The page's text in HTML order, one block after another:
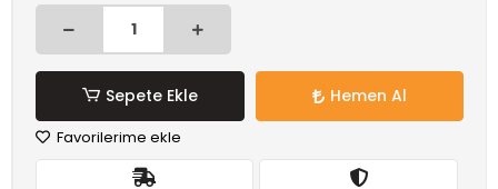
Sepete Ekle Hemen Al
Favorilerime ekle